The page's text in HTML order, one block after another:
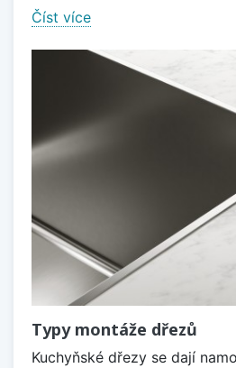
Číst více
Typy montáže dřezů
Kuchyňské dřezy se dají